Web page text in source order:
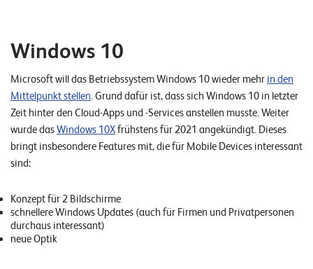
Windows 10
Microsoft will das Betriebssystem Windows 10 wieder mehr in den
Mittelpunkt stellen. Grund dafür ist, dass sich Windows 10 in letzter
Zeit hinter den Cloud-Apps und -Services anstellen musste. Weiter
wurde dasWindows 10Xfrühstens für 2021 angekündigt. Dieses
bringt insbesondere Features mit, die für Mobile Devices interessant
sind:
Konzept für 2 Bildschirme
schnellere Windows Updates (auch für Firmen und Privatpersonen
durchaus interessant)
neue Optik